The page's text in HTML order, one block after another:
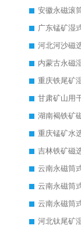
安徽永磁滚
广东锰矿湿
河北河沙磁
内蒙古永磁
重庆铁尾矿
湖南褐铁矿
重庆锰矿水
吉林铁矿磁
云南永磁筒
云南永磁筒
云南永磁筒
河北钛尾矿